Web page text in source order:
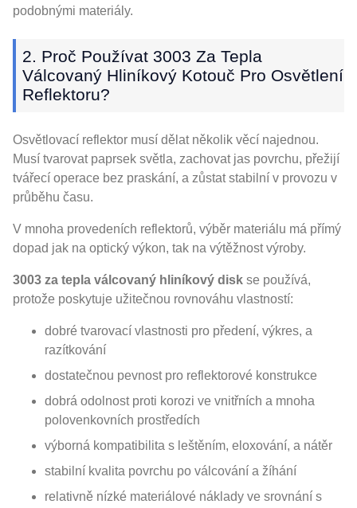
podobnými materiály.
2. Proč Používat 3003 Za Tepla
Válcovaný Hliníkový Kotouč Pro Osvětlení
Reflektoru?
Osvětlovací reflektor musí dělat několik věcí najednou.
Musí tvarovat paprsek světla, zachovat jas povrchu, přežijí
tvářecí operace bez praskání, a zůstat stabilní v provozu v
průběhu času.
V mnoha provedeních reflektorů, výběr materiálu má přímý
dopad jak na optický výkon, tak na výtěžnost výroby.
3003 za tepla válcovaný hliníkový disk se používá,
protože poskytuje užitečnou rovnováhu vlastností:
dobré tvarovací vlastnosti pro předení, výkres, a
razítkování
dostatečnou pevnost pro reflektorové konstrukce
dobrá odolnost proti korozi ve vnitřních a mnoha
polovenkovních prostředích
výborná kompatibilita s leštěním, eloxování, a nátěr
stabilní kvalita povrchu po válcování a žíhání
relativně nízké materiálové náklady ve srovnání s